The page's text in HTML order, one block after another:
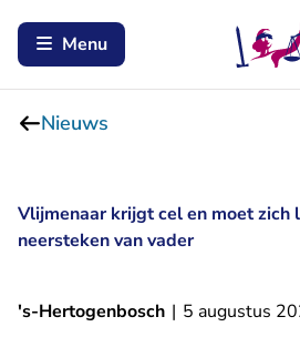
Menu
Nieuws
Vlijmenaar krijgt cel en moet zich
neersteken van vader
's-Hertogenbosch | 5 augustus